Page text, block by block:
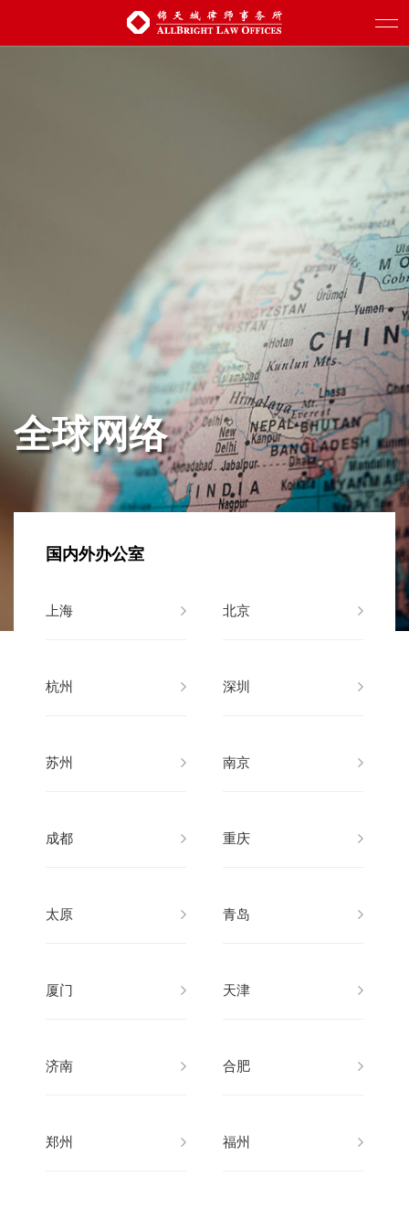
全球网络
国内外办公室
上海 北京
杭州 深圳
苏州 南京
成都 重庆
太原 青岛
厦门 天津
济南 合肥
郑州 福州